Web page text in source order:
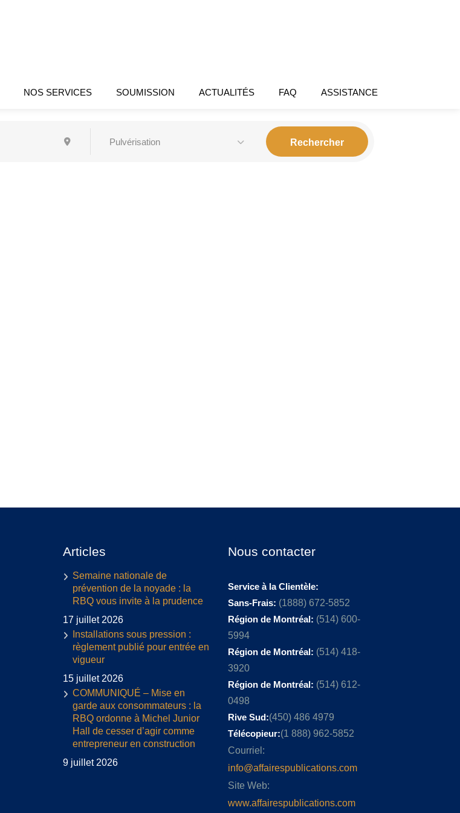
NOS SERVICES SOUMISSION ACTUALITÉS FAQ ASSISTANCE
Pulvérisation
Articles
Semaine nationale de
prévention de la noyade : la
RBQ vous invite à la prudence
17 juillet 2026
Installations sous pression :
règlement publié pour entrée en
vigueur
15 juillet 2026
COMMUNIQUÉ – Mise en
garde aux consommateurs : la
RBQ ordonne à Michel Junior
Hall de cesser d’agir comme
entrepreneur en construction
9 juillet 2026
Nous contacter
Service à la Clientèle:
Sans-Frais: (1888) 672-5852
Région de Montréal: (514) 600-
5994
Région de Montréal: (514) 418-
3920
Région de Montréal: (514) 612-
0498
Rive Sud:(450) 486 4979
Télécopieur:(1 888) 962-5852
Courriel:
info@affairespublications.com
Site Web:
www.affairespublications.com